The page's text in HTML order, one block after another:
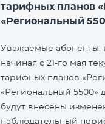
тарифных планов
«Региональный
Уважаемые абоненты,
начиная с 21-го мая
тарифных планов
«Региональный 5500»
будут внесены
наблюдательный